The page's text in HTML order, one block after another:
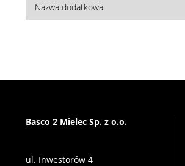
Nazwa dodatkowa
Basco 2 Mielec Sp. z o.o.
ul. Inwestorów 4